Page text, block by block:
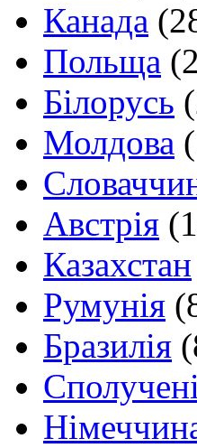
Канада
Польща
Білорусь
Молдова
Австрія
Казахстан
Румунія
Бразилія